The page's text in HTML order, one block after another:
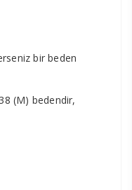
bir beden
(M) bedendir,